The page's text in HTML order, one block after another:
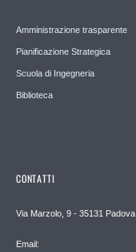
Amministrazione trasparente
Pianificazione Strategica
Scuola di Ingegneria
Biblioteca
CONTATTI
Via Marzolo, 9 - 35131 Padova
Email: